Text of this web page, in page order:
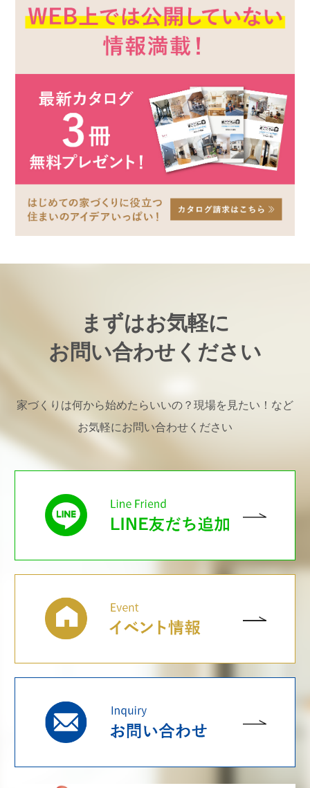
まずはお気軽に
お問い合わせください
家づくりは何から始めたらいいの？現場を見たい！など
お気軽にお問い合わせください